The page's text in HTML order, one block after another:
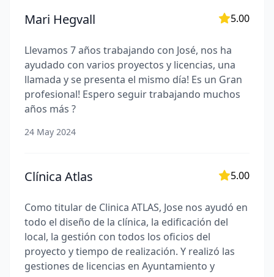
exitosos.
Para obtener más información sobre nuestros
servicios y proyectos destacados, te invitamos a
visitar nuestra página web en
https://www.miraveteingenieros.com/
Mari Hegvall 5.00
Llevamos 7 años trabajando con José, nos ha
ayudado con varios proyectos y licencias, una
llamada y se presenta el mismo día! Es un Gran
profesional! Espero seguir trabajando muchos
años más ?
24 May 2024
Clínica Atlas 5.00
Como titular de Clinica ATLAS, Jose nos ayudó en
todo el diseño de la clínica, la edificación del
local, la gestión con todos los oficios del
proyecto y tiempo de realización. Y realizó las
gestiones de licencias en Ayuntamiento y